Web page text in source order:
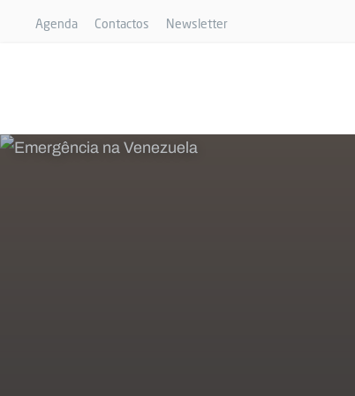
Agenda Contactos Newsletter